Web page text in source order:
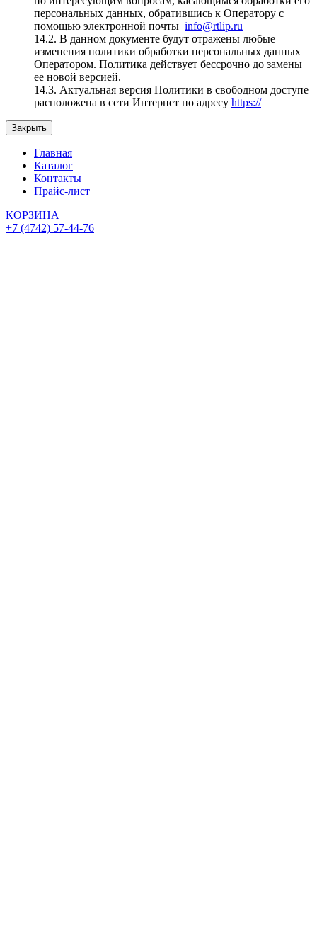
персональных данных, обратившись к Оператору с
помощью электронной почты info@rtlip.ru
14.2. В данном документе будут отражены любые
изменения политики обработки персональных данных
Оператором. Политика действует бессрочно до замены
ее новой версией.
14.3. Актуальная версия Политики в свободном доступе
расположена в сети Интернет по адресу https://
Закрыть
Главная
Каталог
Контакты
Прайс-лист
КОРЗИНА
+7 (4742) 57-44-76